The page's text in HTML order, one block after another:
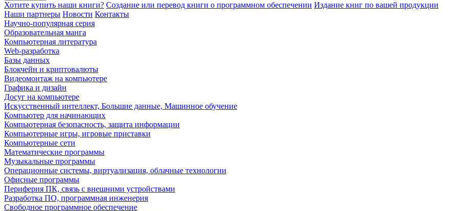
Хотите купить наши книги? Создание или перевод книги о программном обеспечении Издание книг по вашей продукции
Наши партнеры Новости Контакты
Научно-популярная серия
Образовательная манга
Компьютерная литература
Web-разработка
Базы данных
Блокчейн и криптовалюты
Видеомонтаж на компьютере
Графика и дизайн
Досуг на компьютере
Искусственный интеллект, Большие данные, Машинное обучение
Компьютер для начинающих
Компьютерная безопасность, защита информации
Компьютерные игры, игровые приставки
Компьютерные сети
Математические программы
Музыкальные программы
Операционные системы, виртуализация, облачные технологии
Офисные программы
Периферия ПК, связь с внешними устройствами
Разработка ПО, программная инженерия
Свободное программное обеспечение